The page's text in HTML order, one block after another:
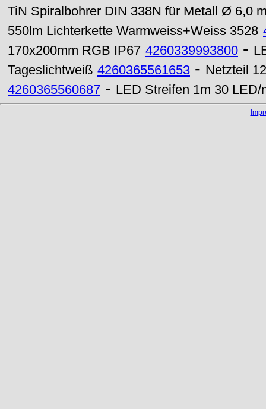
TiN Spiralbohrer DIN 338N für Metall Ø 6,0
550lm Lichterkette Warmweiss+Weiss 3528
170x200mm RGB IP67 4260339993800 -
Tageslichtweiß 4260365561653 - Netzteil
4260365560687 - LED Streifen 1m 30